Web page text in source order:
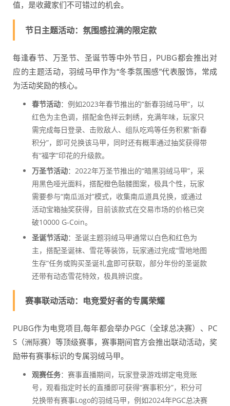
值，是收藏家们不可错过的机会。
节日主题活动：氛围感拉满的限定款
每逢春节、万圣节、圣诞节等中外节日，PUBG都会推出对
应的主题活动，羽绒马甲作为“冬季氛围感”代表服饰，常成
为活动奖励的核心。
春节活动：例如2023年春节推出的“新春羽绒马甲”，以
红色为主色调，搭配金色祥云刺绣，充满年味，玩家只
需完成每日登录、击败敌人、组队吃鸡等任务积累“新春
积分”，即可兑换该马甲，同时还有概率通过抽奖获得带
有“福字”印花的升级款。
万圣节活动：2022年万圣节推出的“暗黑羽绒马甲”，采
用黑色哑光面料，搭配橙色骷髅图案，极具个性，玩家
需要参与“南瓜派对”模式，收集南瓜道具兑换，或通过
活动宝箱抽奖获得，目前该款式在交易市场的价格已突
破10000 G-Coin。
圣诞节活动：圣诞主题羽绒马甲通常以白色和红色为
主，搭配圣诞袜、雪花等装饰，玩家通过完成“雪地地图
生存”任务或购买圣诞礼盒即可获取，部分年份的圣诞款
还带有动态雪花特效，极具辨识度。
赛事联动活动：电竞爱好者的专属荣耀
PUBG作为电竞项目,每年都会举办PGC（全球总决赛）、PC
S（洲际赛）等顶级赛事，赛事期间官方会推出联动活动，奖
励带有赛事标识的专属羽绒马甲。
观赛任务：赛事直播期间，玩家登录游戏绑定电竞账
号，观看指定时长的直播即可获得“赛事积分”，积分可
兑换带有赛事Logo的羽绒马甲，例如2024年PGC总决赛